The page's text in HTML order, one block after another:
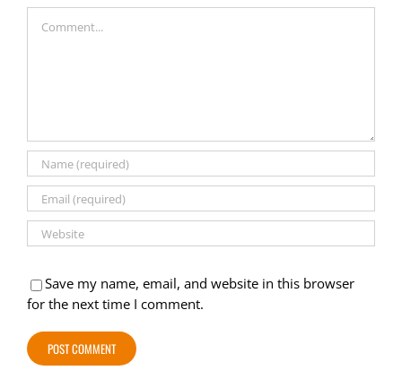
Save my name, email, and website in this browser
for the next time I comment.